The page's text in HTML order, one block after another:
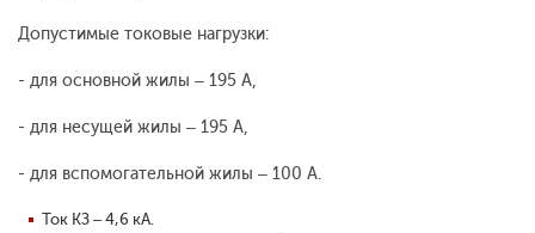
Допустимые токовые нагрузки:
- для основной жилы – 195 А,
- для несущей жилы – 195 А,
- для вспомогательной жилы – 100 А.
Ток КЗ – 4,6 кА.